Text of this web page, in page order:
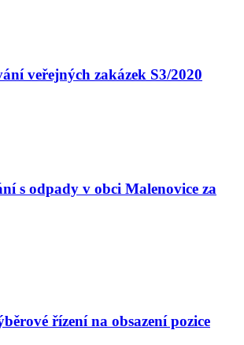
veřejných zakázek S3/2020
s odpady v obci Malenovice za
řízení na obsazení pozice